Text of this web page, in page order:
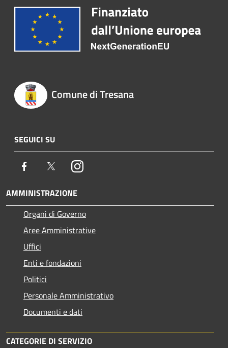
Comune di Tresana
SEGUICI SU
Facebook TwitterInstagram
AMMINISTRAZIONE
Organi di Governo
Aree Amministrative
Uffici
Enti e fondazioni
Politici
Personale Amministrativo
Documenti e dati
CATEGORIE DI SERVIZIO